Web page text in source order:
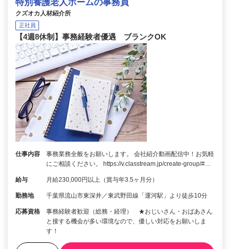
特別養護老人ホームの事務員
クズオカ人材紹介所
正社員
【4週8休制】事務経験者優遇 ブランクOK
仕事内容
事務業務全般をお願いします。 会社紹介動画配信中！お気軽
にご相談ください。 https://v.classtream.jp/create-group/#…
給与 月給230,000円以上（賞与年3.5ヶ月分）
勤務地 千葉県流山市東深井／東武野田線「運河駅」より徒歩10分
応募資格
事務経験者歓迎（総務・経理） ★おじいさん・おばあさん
と接する機会が多い環境なので、優しい対応をお願いしま
す！